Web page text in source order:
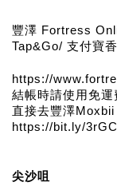
豐澤 Fortress
Tap&Go/ 支付寶
https://
結帳時請使用免
直接去豐澤Moxbii
https://bit.ly/
尖沙咀